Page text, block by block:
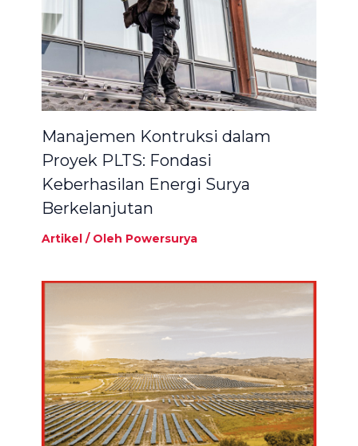
Manajemen Kontruksi dalam
Proyek PLTS: Fondasi
Keberhasilan Energi Surya
Berkelanjutan
Artikel/ Oleh Powersurya